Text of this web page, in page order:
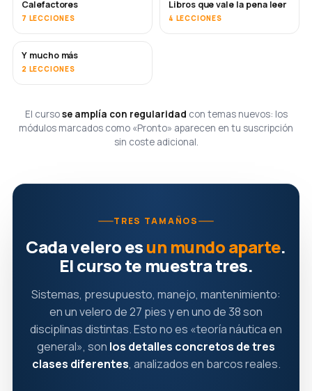
PRONTO
Calefactores
7 LECCIONES
PRONTO
Libros que vale la pena leer
4 LECCIONES
PRONTO
Y mucho más
2 LECCIONES
El cursose amplía con regularidad con temas nuevos: los
módulos marcados como «Pronto» aparecen en tu suscripción
sin coste adicional.
TRES TAMAÑOS
Cada velero esun mundo aparte.
El curso te muestra tres.
Sistemas, presupuesto, manejo, mantenimiento:
en un velero de 27 pies y en uno de 38 son
disciplinas distintas. Esto no es «teoría náutica en
general», son los detalles concretos de tres
clases diferentes, analizados en barcos reales.